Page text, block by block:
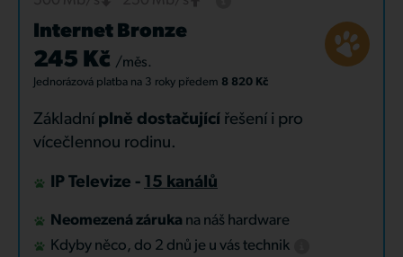
Internet Bronze
245 Kč /měs.
Jednorázová platba na 3 roky předem 8 820 Kč
Základní plně dostačující řešení i pro
vícečlennou rodinu.
IP Televize - 15 kanálů
Neomezená záruka na náš hardware
Kdyby něco, do 2 dnů je u vás technik